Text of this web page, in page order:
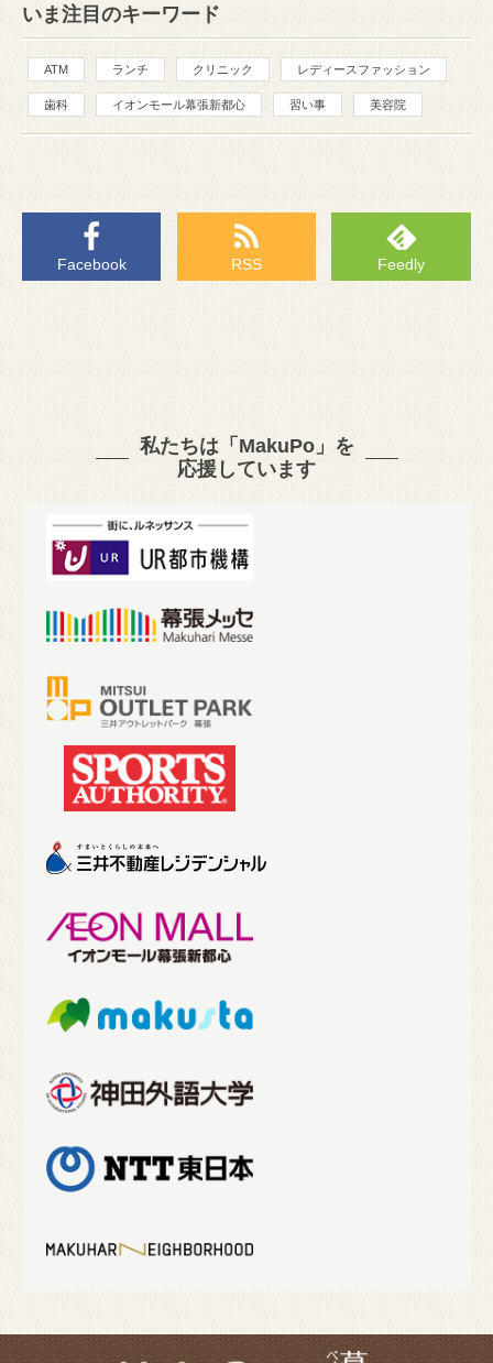
いま注目のキーワード
ATM ランチ クリニック レディースファッション
歯科 イオンモール幕張新都心 習い事 美容院
Facebook RSS Feedly
私たちは「MakuPo」を
応援しています